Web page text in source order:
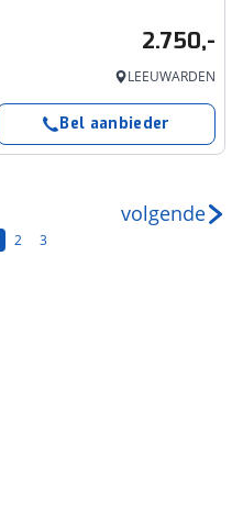
2.750,-
LEEUWARDEN
Bel aanbieder
2 3
volgende